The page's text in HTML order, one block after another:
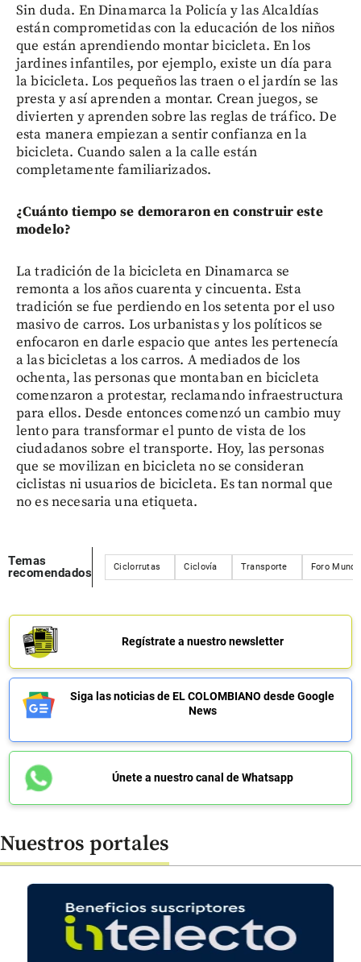
Sin duda. En Dinamarca la Policía y las Alcaldías
están comprometidas con la educación de los niños
que están aprendiendo montar bicicleta. En los
jardines infantiles, por ejemplo, existe un día para
la bicicleta. Los pequeños las traen o el jardín se las
presta y así aprenden a montar. Crean juegos, se
divierten y aprenden sobre las reglas de tráfico. De
esta manera empiezan a sentir confianza en la
bicicleta. Cuando salen a la calle están
completamente familiarizados.
¿Cuánto tiempo se demoraron en construir este
modelo?
La tradición de la bicicleta en Dinamarca se
remonta a los años cuarenta y cincuenta. Esta
tradición se fue perdiendo en los setenta por el uso
masivo de carros. Los urbanistas y los políticos se
enfocaron en darle espacio que antes les pertenecía
a las bicicletas a los carros. A mediados de los
ochenta, las personas que montaban en bicicleta
comenzaron a protestar, reclamando infraestructura
para ellos. Desde entonces comenzó un cambio muy
lento para transformar el punto de vista de los
ciudadanos sobre el transporte. Hoy, las personas
que se movilizan en bicicleta no se consideran
ciclistas ni usuarios de bicicleta. Es tan normal que
no es necesaria una etiqueta.
Temas
recomendados
Ciclorrutas Ciclovía Transporte Foro
Regístrate a nuestro newsletter
Siga las noticias de EL COLOMBIANO desde Google
News
Únete a nuestro canal de Whatsapp
Nuestros portales